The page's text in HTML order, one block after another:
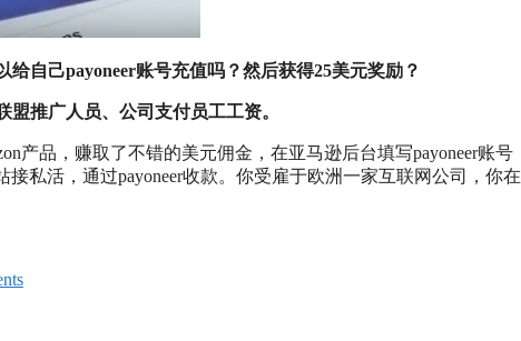
自己payoneer账号充值吗？然后获得25美元奖励？
推广人员、公司支付员工工资。
产品，赚取了不错的美元佣金，在亚马逊后台填写payoneer账号
私活，通过payoneer收款。你受雇于欧洲一家互联网公司，你